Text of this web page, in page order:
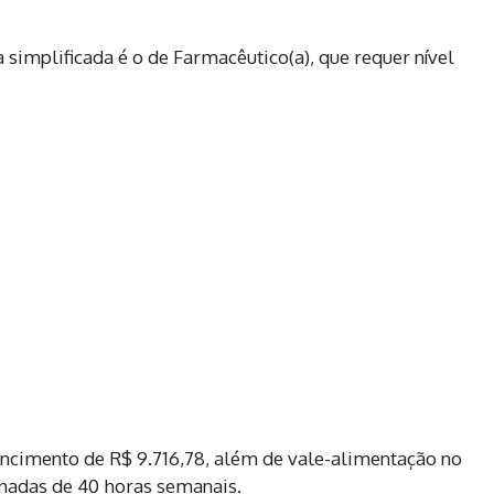
é o de Farmacêutico(a), que requer nível
de R$ 9.716,78, além de vale-alimentação no
de 40 horas semanais.